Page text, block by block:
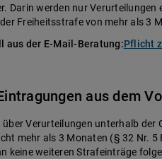
Darin werden nur Verurteilungen
Freiheitsstrafe von mehr als 3
aus der E-Mail-Beratung:Pflicht
aus dem
Verurteilungen unterhalb der
mehr als 3 Monaten (§ 32 Nr. 5
keine weiteren Strafeinträge